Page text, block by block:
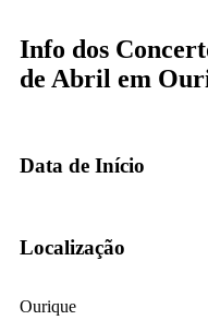
Info dos
de Abril em
Data de Início
Localização
Ourique